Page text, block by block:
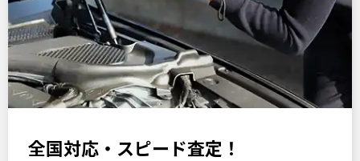
全国対応・スピード査定！